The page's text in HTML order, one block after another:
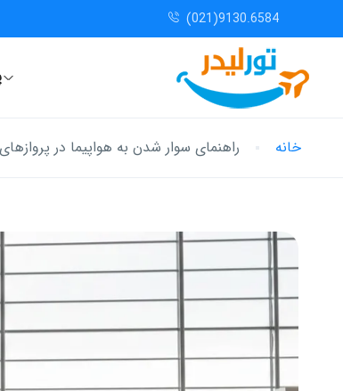
(021)9130.6584
خانه راهنمای سوار شدن به هواپیما در